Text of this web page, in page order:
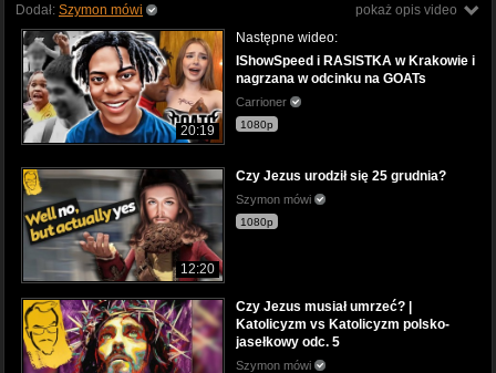
pokaż opis video
Dodał: Szymon mówi
20:19
Następne wideo:
IShowSpeed i RASISTKA w Krakowie i
nagrzana w odcinku na GOATs
Carrioner
1080p
12:20
Czy Jezus urodził się 25 grudnia?
Szymon mówi
1080p
Czy Jezus musiał umrzeć? |
Katolicyzm vs Katolicyzm polsko-
jasełkowy odc. 5
Szymon mówi